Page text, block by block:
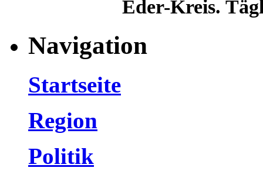
Eder-Kreis.
Navigation
Startseite
Region
Politik